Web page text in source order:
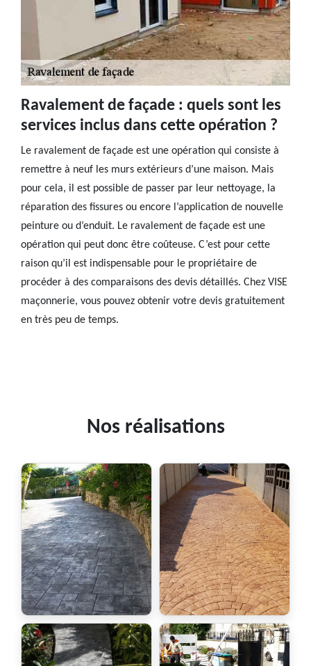
Ravalement de façade : quels sont les
services inclus dans cette opération ?
Le ravalement de façade est une opération qui consiste à
remettre à neuf les murs extérieurs d’une maison. Mais
pour cela, il est possible de passer par leur nettoyage, la
réparation des fissures ou encore l’application de nouvelle
peinture ou d’enduit. Le ravalement de façade est une
opération qui peut donc être coûteuse. C’est pour cette
raison qu’il est indispensable pour le propriétaire de
procéder à des comparaisons des devis détaillés. Chez VISE
maçonnerie, vous pouvez obtenir votre devis gratuitement
en très peu de temps.
Nos réalisations